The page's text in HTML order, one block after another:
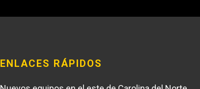
ENLACES RÁPIDOS